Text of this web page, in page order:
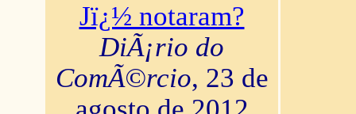
Jï¿½ notaram?
DiÃ¡rio do
ComÃ©rcio, 23 de